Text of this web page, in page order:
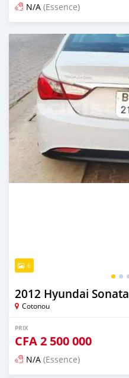
N/A (Essence)
Publié il y a 6 mois
6
2012 Hyundai Sonata
Cotonou
PRIX
CFA2 500 000
N/A (Essence)